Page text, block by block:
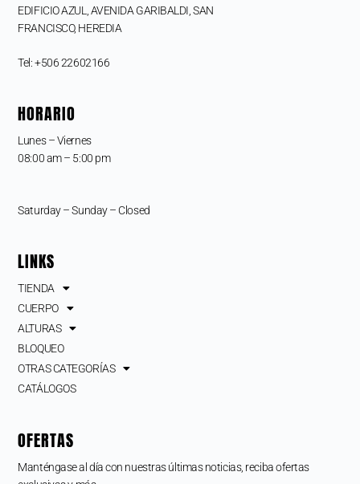
EDIFICIO AZUL, AVENIDA GARIBALDI, SAN
FRANCISCO, HEREDIA
Tel: +506 22602166
HORARIO
Lunes – Viernes
08:00 am – 5:00 pm
Saturday – Sunday – Closed
LINKS
TIENDA
CUERPO
ALTURAS
BLOQUEO
OTRAS CATEGORÍAS
CATÁLOGOS
OFERTAS
Manténgase al día con nuestras últimas noticias, reciba ofertas